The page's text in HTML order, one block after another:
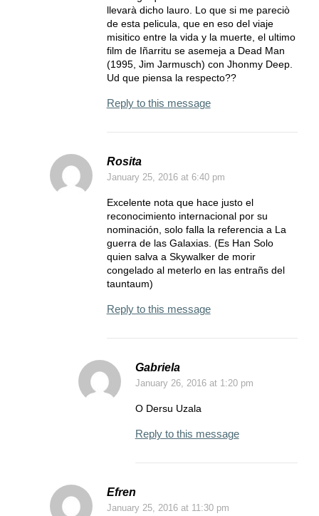
llevarà dicho lauro. Lo que si me pareciò
de esta pelicula, que en eso del viaje
misitico entre la vida y la muerte, el ultimo
film de Iñarritu se asemeja a Dead Man
(1995, Jim Jarmusch) con Jhonmy Deep.
Ud que piensa la respecto??
Reply to this message
Rosita
January 25, 2016at 6:40 pm
Excelente nota que hace justo el
reconocimiento internacional por su
nominación, solo falla la referencia a La
guerra de las Galaxias. (Es Han Solo
quien salva a Skywalker de morir
congelado al meterlo en las entrañs del
tauntaum)
Reply to this message
Gabriela
January 26, 2016at 1:20 pm
O Dersu Uzala
Reply to this message
Efren
January 25, 2016at 11:30 pm